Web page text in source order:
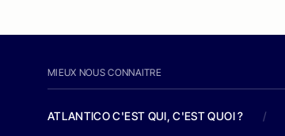
MIEUX NOUS CONNAITRE
ATLANTICO C'EST QUI, C'EST QUOI ? /